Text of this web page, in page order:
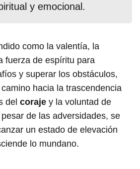
y emocional.
como la valentía, la
fuerza de espíritu para
y superar los obstáculos,
hacia la trascendencia
del coraje y la voluntad de
de las adversidades, se
un estado de elevación
lo mundano.